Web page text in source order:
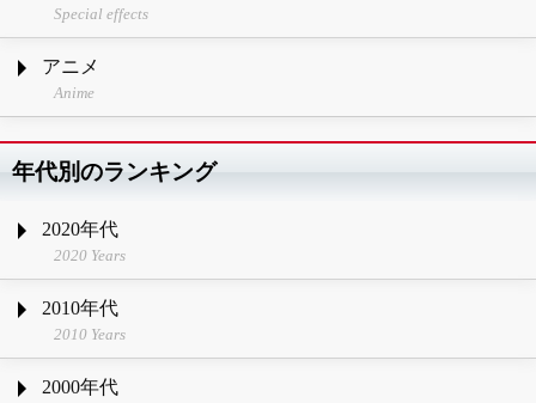
Special effects
アニメ
Anime
年代別のランキング
2020年代
2020 Years
2010年代
2010 Years
2000年代